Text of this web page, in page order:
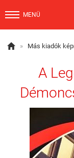
MENÜ
 » Más kiadók
A